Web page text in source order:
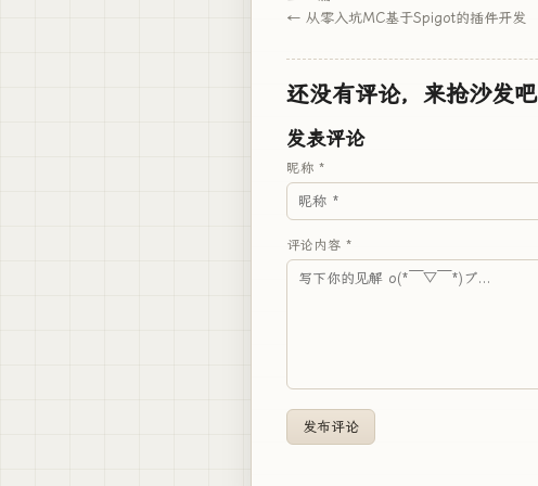
从零入坑MC基于Spigot的插件开发
还没有评论，来抢沙发吧
发表评论
昵称 *
评论内容 *
发布评论